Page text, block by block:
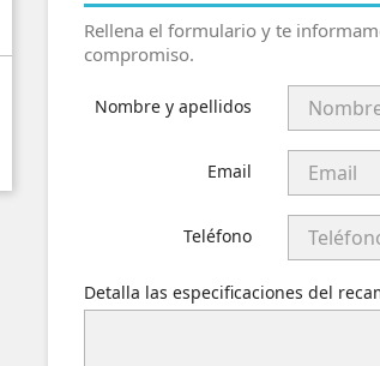
Rellena el formulario y te
compromiso.
Nombre y apellidos
Email
Teléfono
Detalla las especificaciones del